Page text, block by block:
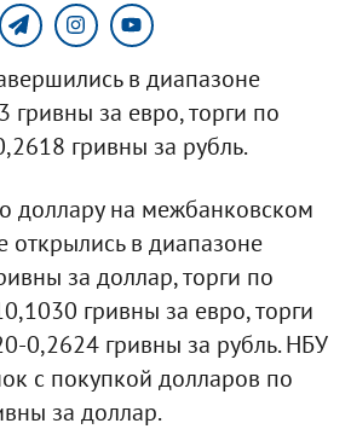
в диапазоне
за евро, торги по
гривны за рубль.
доллару на межбанковском
в диапазоне
за доллар, торги по
гривны за евро, торги
0,2624 гривны за рубль. НБУ
с покупкой долларов по
за доллар.